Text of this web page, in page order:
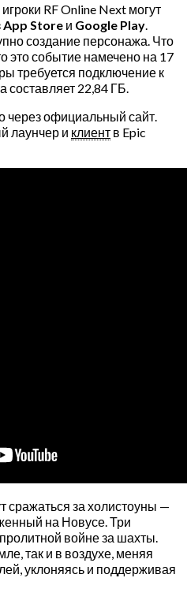
RF Online Next могут
App Store и Google Play.
создание персонажа. Что
это событие намечено на 17
требуется подключение к
составляет 22,84 ГБ.
через официальный сайт.
лаунчер и клиент в Epic
сражаться за холистоуны —
на Новусе. Три
войне за шахты.
так и в воздухе, меняя
уклоняясь и поддерживая